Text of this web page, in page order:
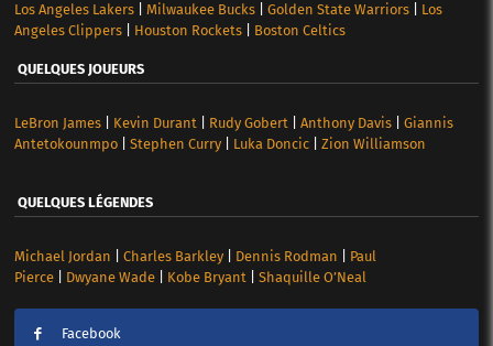
Los Angeles Lakers| Milwaukee Bucks| Golden State Warriors| Los
Angeles Clippers| Houston Rockets| Boston Celtics
QUELQUES JOUEURS
LeBron James| Kevin Durant Rudy Gobert Anthony Davis| Giannis
Antetokounmpo| Stephen Curry| Luka Doncic| Zion Williamson
QUELQUES LÉGENDES
Michael Jordan Charles Barkley| Dennis Rodman
Paul
Pierce| Dwyane Wade| Kobe Bryant Shaquille O’Neal
Facebook